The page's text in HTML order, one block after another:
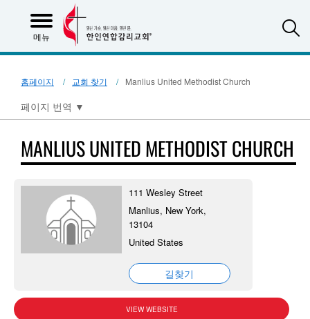
메뉴
홈페이지 교회 찾기 Manlius United Methodist Church
페이지 번역 ▼
MANLIUS UNITED METHODIST CHURCH
111 Wesley Street
Manlius, New York,
13104
United States
길찾기
VIEW WEBSITE